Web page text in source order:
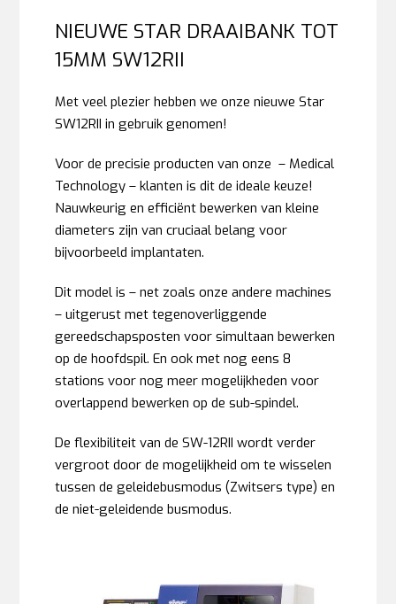
NIEUWE STAR DRAAIBANK TOT
15MM SW12RII
Met veel plezier hebben we onze nieuwe Star
SW12RII in gebruik genomen!
Voor de precisie producten van onze – Medical
Technology – klanten is dit de ideale keuze!
Nauwkeurig en efficiënt bewerken van kleine
diameters zijn van cruciaal belang voor
bijvoorbeeld implantaten.
Dit model is – net zoals onze andere machines
– uitgerust met tegenoverliggende
gereedschapsposten voor simultaan bewerken
op de hoofdspil. En ook met nog eens 8
stations voor nog meer mogelijkheden voor
overlappend bewerken op de sub-spindel.
De flexibiliteit van de SW-12RII wordt verder
vergroot door de mogelijkheid om te wisselen
tussen de geleidebusmodus (Zwitsers type) en
de niet-geleidende busmodus.